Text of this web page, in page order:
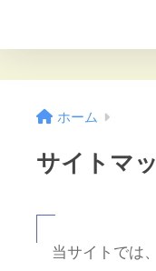
ホーム
サイトマ
当サイトでは